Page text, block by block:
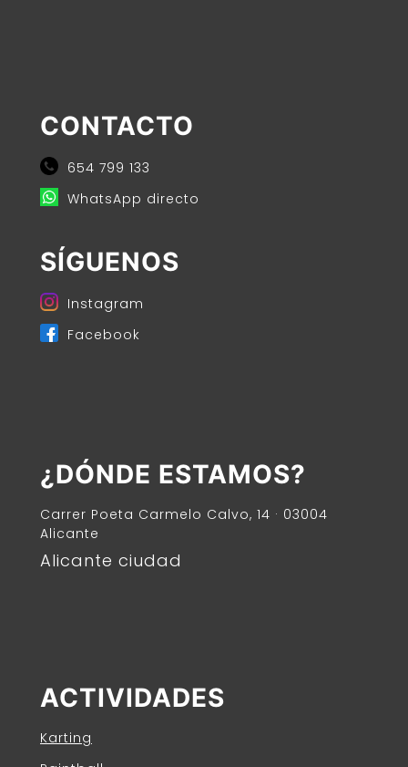
CONTACTO
654 799 133
WhatsApp directo
SÍGUENOS
Instagram
Facebook
¿DÓNDE ESTAMOS?
Carrer Poeta Carmelo Calvo, 14 · 03004
Alicante
Alicante ciudad
ACTIVIDADES
Karting